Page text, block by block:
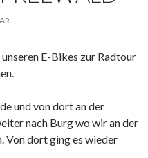
E-Bikes zur Radtour
und von dort an der
nach Burg wo wir an der
Von dort ging es wieder